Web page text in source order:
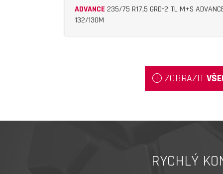
ADVANCE 235/75 R17,5 GRD-2 TL M+S
132/130M
ZOBRAZIT
RYCHLÝ